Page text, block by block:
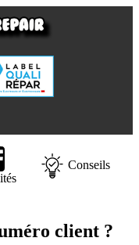
Conseils
client ?